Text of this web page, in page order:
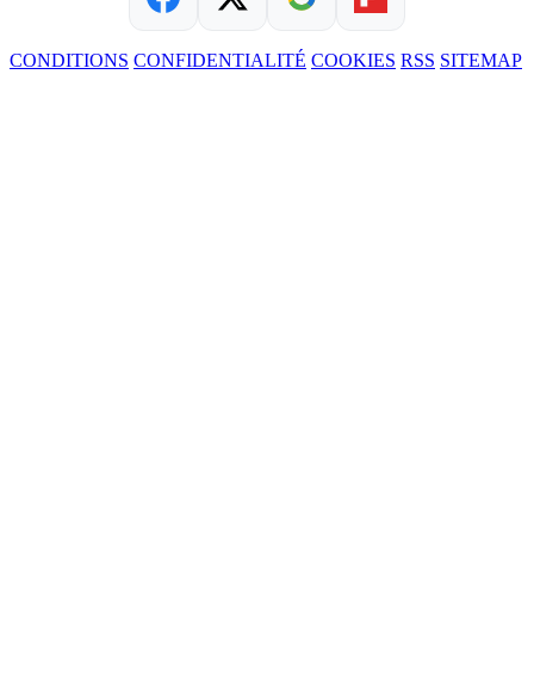
CONDITIONS CONFIDENTIALITÉ COOKIES RSS SITEMAP